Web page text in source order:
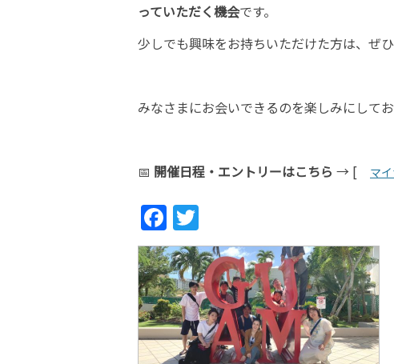
っていただく機会です。
少しでも興味をお持ちいただけた方は、ぜ
みなさまにお会いできるのを楽しみにして
📅 開催日程・エントリーはこちら → [ マ
Fac
ebo
ok
tter